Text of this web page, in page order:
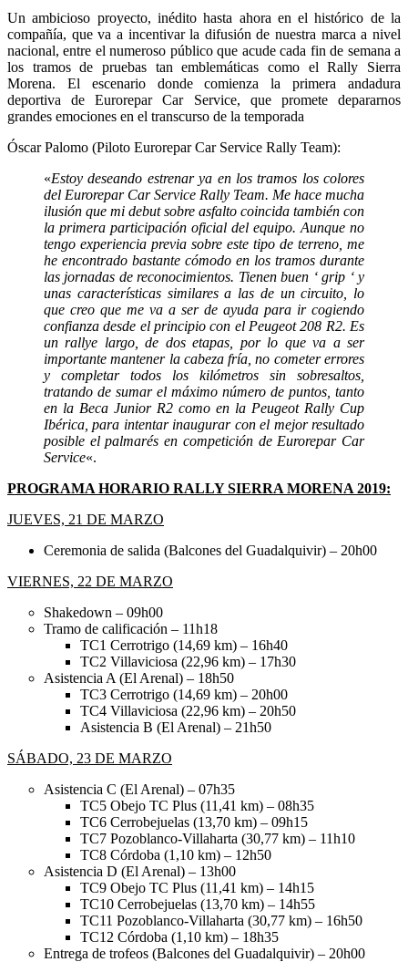
Un ambicioso proyecto, inédito hasta ahora en el histórico de la
compañía, que va a incentivar la difusión de nuestra marca a nivel
nacional, entre el numeroso público que acude cada fin de semana a
los tramos de pruebas tan emblemáticas como el Rally Sierra
Morena. El escenario donde comienza la primera andadura
deportiva de Eurorepar Car Service, que promete depararnos
grandes emociones en el transcurso de la temporada
Óscar Palomo (Piloto Eurorepar Car Service Rally Team):
«Estoy deseando estrenar ya en los tramos los colores
del Eurorepar Car Service Rally Team. Me hace mucha
ilusión que mi debut sobre asfalto coincida también con
la primera participación oficial del equipo. Aunque no
tengo experiencia previa sobre este tipo de terreno, me
he encontrado bastante cómodo en los tramos durante
las jornadas de reconocimientos. Tienen buen ‘ grip ‘ y
unas características similares a las de un circuito, lo
que creo que me va a ser de ayuda para ir cogiendo
confianza desde el principio con el Peugeot 208 R2. Es
un rallye largo, de dos etapas, por lo que va a ser
importante mantener la cabeza fría, no cometer errores
y completar todos los kilómetros sin sobresaltos,
tratando de sumar el máximo número de puntos, tanto
en la Beca Junior R2 como en la Peugeot Rally Cup
Ibérica, para intentar inaugurar con el mejor resultado
posible el palmarés en competición de Eurorepar Car
Service«.
PROGRAMA HORARIO RALLY SIERRA MORENA 2019:
JUEVES, 21 DE MARZO
Ceremonia de salida (Balcones del Guadalquivir) – 20h00
VIERNES, 22 DE MARZO
Shakedown – 09h00
Tramo de calificación – 11h18
TC1 Cerrotrigo (14,69 km) – 16h40
TC2 Villaviciosa (22,96 km) – 17h30
Asistencia A (El Arenal) – 18h50
TC3 Cerrotrigo (14,69 km) – 20h00
TC4 Villaviciosa (22,96 km) – 20h50
Asistencia B (El Arenal) – 21h50
SÁBADO, 23 DE MARZO
Asistencia C (El Arenal) – 07h35
TC5 Obejo TC Plus (11,41 km) – 08h35
TC6 Cerrobejuelas (13,70 km) – 09h15
TC7 Pozoblanco-Villaharta (30,77 km) – 11h10
TC8 Córdoba (1,10 km) – 12h50
Asistencia D (El Arenal) – 13h00
TC9 Obejo TC Plus (11,41 km) – 14h15
TC10 Cerrobejuelas (13,70 km) – 14h55
TC11 Pozoblanco-Villaharta (30,77 km) – 16h50
TC12 Córdoba (1,10 km) – 18h35
Entrega de trofeos (Balcones del Guadalquivir) – 20h00